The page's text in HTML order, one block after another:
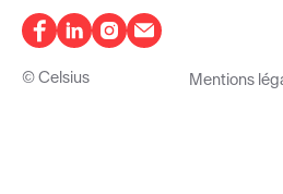
© Celsius Mentions